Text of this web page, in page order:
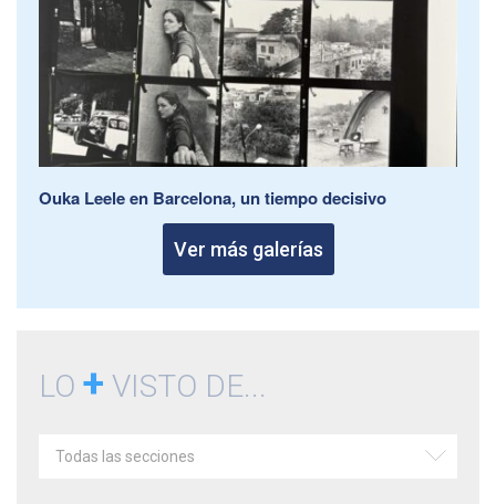
Ouka Leele en Barcelona, un tiempo decisivo
Ver más galerías
LO + VISTO DE...
Todas las secciones